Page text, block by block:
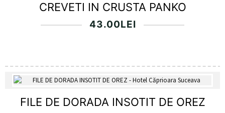
CREVETI IN CRUSTA PANKO
43.00LEI
FILE DE DORADA INSOTIT DE OREZ